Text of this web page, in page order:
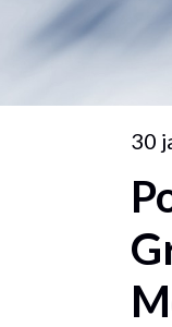
30